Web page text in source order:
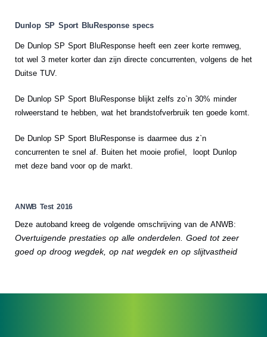
Dunlop SP Sport BluResponse specs
De Dunlop SP Sport BluResponse heeft een zeer korte remweg,
tot wel 3 meter korter dan zijn directe concurrenten, volgens de het
Duitse TUV.
De Dunlop SP Sport BluResponse blijkt zelfs zo`n 30% minder
rolweerstand te hebben, wat het brandstofverbruik ten goede komt.
De Dunlop SP Sport BluResponse is daarmee dus z`n
concurrenten te snel af. Buiten het mooie profiel, loopt Dunlop
met deze band voor op de markt.
ANWB Test 2016
Deze autoband kreeg de volgende omschrijving van de ANWB:
Overtuigende prestaties op alle onderdelen. Goed tot zeer
goed op droog wegdek, op nat wegdek en op slijtvastheid